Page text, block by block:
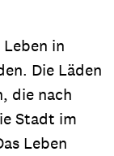
Leben in
Die Läden
die nach
Stadt im
Leben